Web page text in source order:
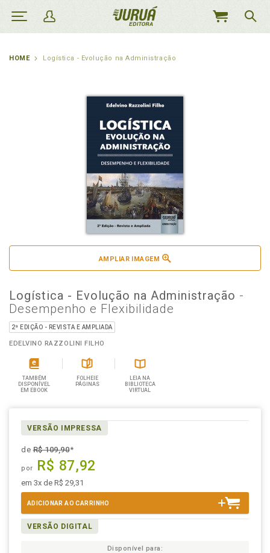
MEU
HOME Logística - Evolução na Administração
AMPLIAR IMAGEM
Logística - Evolução na Administração -
Desempenho e Flexibilidade
2ª EDIÇÃO - REVISTA E AMPLIADA
EDELVINO RAZZOLINI FILHO
TAMBÉM
DISPONÍVEL
EM EBOOK
FOLHEIE
PÁGINAS
LEIA NA
BIBLIOTECA
VIRTUAL
VERSÃO IMPRESSA
deR$ 109,90*
por R$ 87,92
em 3x de R$ 29,31
ADICIONAR AO CARRINHO
VERSÃO DIGITAL
Disponível para: